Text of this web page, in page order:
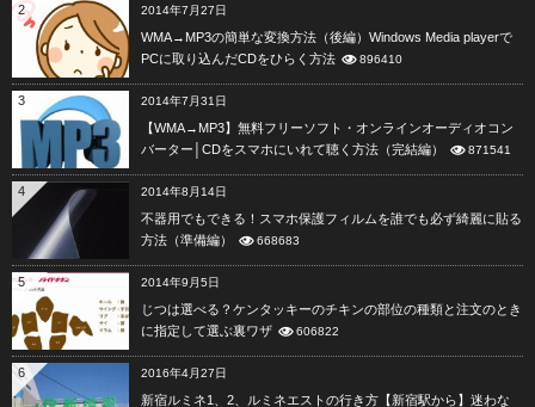
2 2014年7月27日
WMA→MP3の簡単な変換方法（後編）Windows Media playerで
PCに取り込んだCDをひらく方法
896410
3 2014年7月31日
【WMA→MP3】無料フリーソフト・オンラインオーディオコン
バーター│CDをスマホにいれて聴く方法（完結編）
871541
4 2014年8月14日
不器用でもできる！スマホ保護フィルムを誰でも必ず綺麗に貼る
方法（準備編）
668683
5 2014年9月5日
じつは選べる？ケンタッキーのチキンの部位の種類と注文のとき
に指定して選ぶ裏ワザ
606822
6 2016年4月27日
新宿ルミネ1、2、ルミネエストの行き方【新宿駅から】迷わな